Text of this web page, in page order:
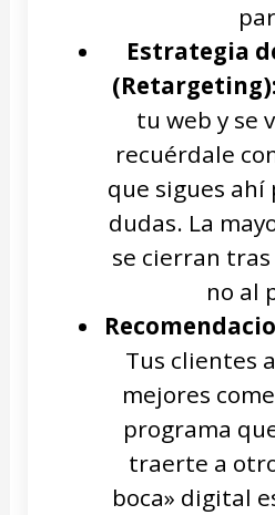
Estrategia
tu web y se
recuérdale
que sigues ahí
dudas. La
se cierran
no al
Tus clientes
mejores
programa
traerte a
boca» digital